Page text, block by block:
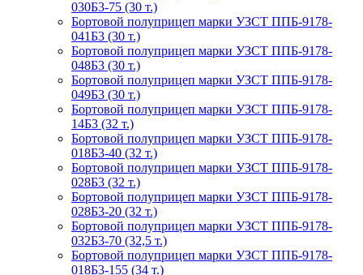
030Б3-75 (30 т.)
Бортовой полуприцеп марки УЗСТ ППБ-9178-
041Б3 (30 т.)
Бортовой полуприцеп марки УЗСТ ППБ-9178-
048Б3 (30 т.)
Бортовой полуприцеп марки УЗСТ ППБ-9178-
049Б3 (30 т.)
Бортовой полуприцеп марки УЗСТ ППБ-9178-
14Б3 (32 т.)
Бортовой полуприцеп марки УЗСТ ППБ-9178-
018Б3-40 (32 т.)
Бортовой полуприцеп марки УЗСТ ППБ-9178-
028Б3 (32 т.)
Бортовой полуприцеп марки УЗСТ ППБ-9178-
028Б3-20 (32 т.)
Бортовой полуприцеп марки УЗСТ ППБ-9178-
032Б3-70 (32,5 т.)
Бортовой полуприцеп марки УЗСТ ППБ-9178-
018Б3-155 (34 т.)